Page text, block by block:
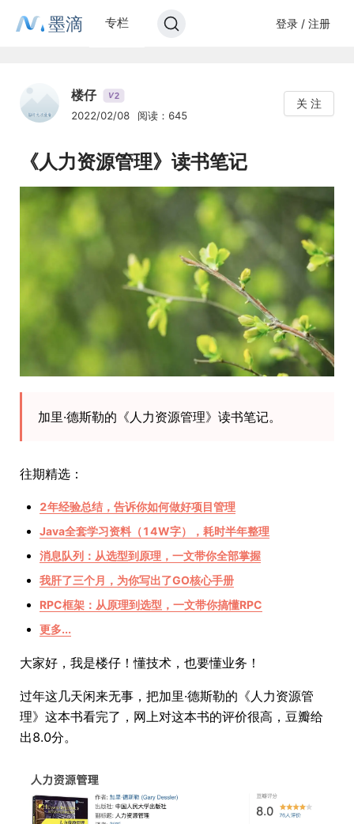
墨滴 专栏 登录 / 注册
楼仔 V2
2022/02/08 阅读：645
关 注
《人力资源管理》读书笔记
加里·德斯勒的《人力资源管理》读书笔记。
往期精选：
2年经验总结，告诉你如何做好项目管理
Java全套学习资料（14W字），耗时半年整理
消息队列：从选型到原理，一文带你全部掌握
我肝了三个月，为你写出了GO核心手册
RPC框架：从原理到选型，一文带你搞懂RPC
更多...
大家好，我是楼仔！懂技术，也要懂业务！
过年这几天闲来无事，把加里·德斯勒的《人力资源管
理》这本书看完了，网上对这本书的评价很高，豆瓣给
出8.0分。